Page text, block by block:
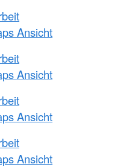
Ansicht
Ansicht
Ansicht
Ansicht